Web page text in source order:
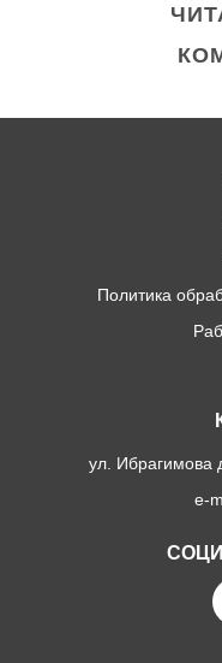
Политика
ул. Ибрагимова
e-